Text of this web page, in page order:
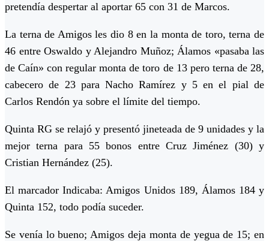
pretendía despertar al aportar 65 con 31 de Marcos.
La terna de Amigos les dio 8 en la monta de toro, terna de
46 entre Oswaldo y Alejandro Muñoz; Álamos «pasaba las
de Caín» con regular monta de toro de 13 pero terna de 28,
cabecero de 23 para Nacho Ramírez y 5 en el pial de
Carlos Rendón ya sobre el límite del tiempo.
Quinta RG se relajó y presentó jineteada de 9 unidades y la
mejor terna para 55 bonos entre Cruz Jiménez (30) y
Cristian Hernández (25).
El marcador Indicaba: Amigos Unidos 189, Álamos 184 y
Quinta 152, todo podía suceder.
Se venía lo bueno; Amigos deja monta de yegua de 15; en